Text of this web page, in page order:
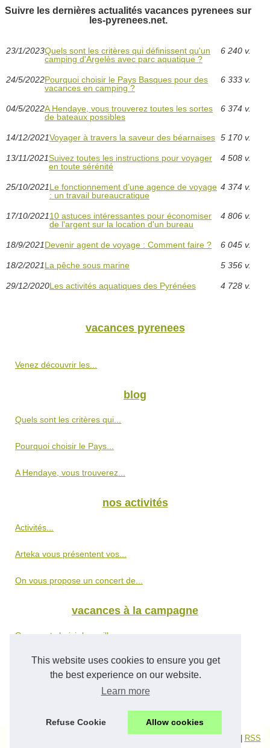
This website uses cookies to ensure you get
the best experience on our website.
Learn more
Refuse Cookie Allow cookies
Suivre les dernières actualités vacances pyrenees sur
les-pyrenees.net.
23/1/2023Quels sont les critères qui définissent qu'un
camping d'Argelès avec parc aquatique ?
6 240 v.
24/5/2022Pourquoi choisir le Pays Basques pour des
vacances en camping ?
6 333 v.
04/5/2022A Hendaye, vous trouverez toutes les sortes
de bateaux possibles
6 374 v.
14/12/2021Voyager à travers la saveur des béarnaises 5 170 v.
13/11/2021Suivez toutes les instructions pour voyager
en toute sérénité
4 508 v.
25/10/2021Le fonctionnement d’une agence de voyage
: un travail bureaucratique
4 374 v.
17/10/202110 astuces intéressantes pour économiser
de l'argent sur la location d'un bureau
4 806 v.
18/9/2021Devenir agent de voyage : Comment faire ? 6 045 v.
18/2/2021La pêche sous marine 5 356 v.
29/12/2020Les activités aquatiques des Pyrénées 4 728 v.
vacances pyrenees
Venez découvrir les...
blog
Quels sont les critères qui...
Pourquoi choisir le Pays...
A Hendaye, vous trouverez...
nos activités
Activités...
Arteka vous présentent vos...
On vous propose un concert de...
vacances à la campagne
Comment choisir le meilleur...
Choisissez parmi cette belle...
Des vacances mouvementées...
RSS